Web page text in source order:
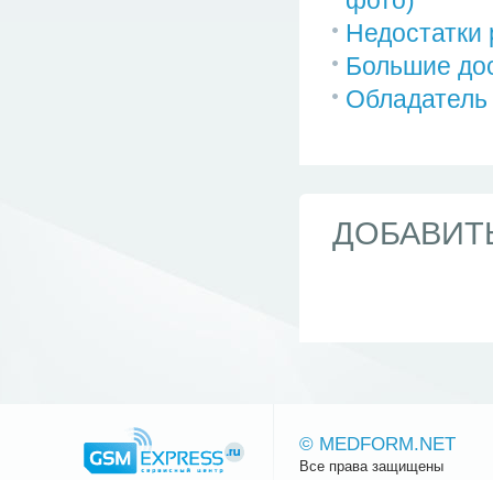
Недостатки
Большие
© MEDFORM.NET
Все права защищены